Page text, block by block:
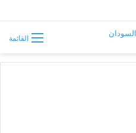
القائمة